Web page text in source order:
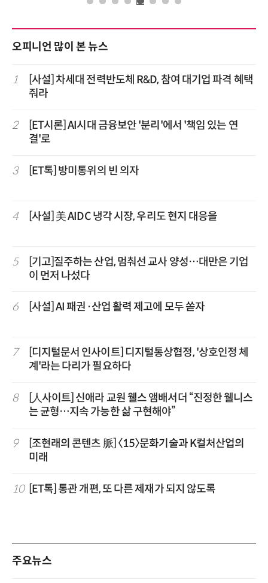
오피니언 많이 본 뉴스
1
[사설] 차세대 전력반도체 R&D, 참여 대기업 파격 혜택
줘라
2
[ET시론] AI시대 금융보안 '분리'에서 '책임 있는 연
결'로
3 [ET톡] 방미통위의 빈 의자
4 [사설] 美 AIDC 냉각 시장, 우리도 현지 대응을
5
[기고]질주하는 산업, 멈춰선 교사 양성…대만은 기업
이 먼저 나섰다
6 [사설] AI 패권·산업 활력 제고에 모두 쏟자
7
[디지털문서 인사이트] 디지털통상협정, '상호인정 체
계'라는 다리가 필요하다
8
[人사이트] 신애라 교원 웰스 앰배서더 “진정한 웰니스
는 균형…지속 가능한 삶 구현해야”
9
[조현래의 콘텐츠 脈] 〈15〉문화기술과 K컬처산업의
미래
10 [ET톡] 통관 개편, 또 다른 제재가 되지 않도록
주요뉴스